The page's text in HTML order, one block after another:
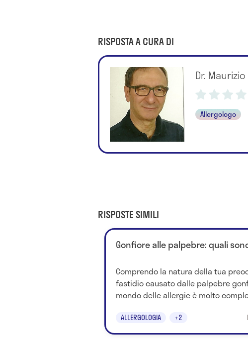
RISPOSTA A CURA DI
Dr.
Allergologo
RISPOSTE SIMILI
Gonfiore alle palpebre: quali
Comprendo la natura della tua
fastidio causato dalle palpebre
mondo delle allergie è molto
ALLERGOLOGIA +2